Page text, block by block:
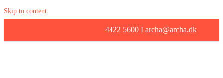
Skip to content
4422 5600 I archa@archa.dk